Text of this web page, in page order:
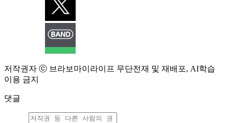
저작권자 ⓒ 브라보마이라이프 무단전재 및 재배포, AI학습
이용 금지
댓글